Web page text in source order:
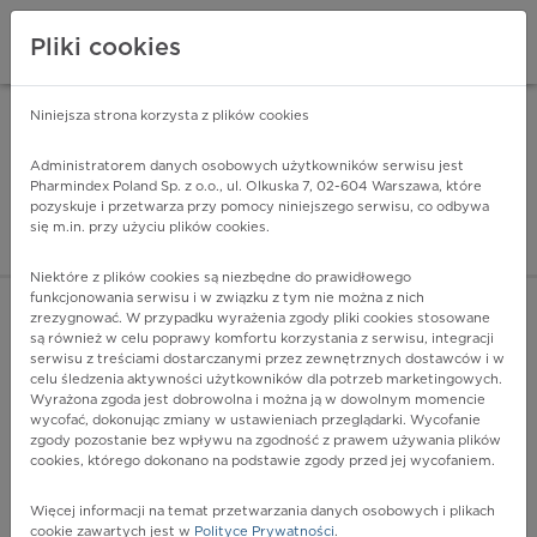
Pharmindex - lider
ZALOGUJ SIĘ
E10.8 - Z nieokreślonymi powikłaniami
Więcej na lekiicd10.pl
Pliki cookies
Niniejsza strona korzysta z plików cookies
Administratorem danych osobowych użytkowników serwisu jest
Pharmindex Poland Sp. z o.o., ul. Olkuska 7, 02-604 Warszawa, które
pozyskuje i przetwarza przy pomocy niniejszego serwisu, co odbywa
się m.in. przy użyciu plików cookies.
Niektóre z plików cookies są niezbędne do prawidłowego
funkcjonowania serwisu i w związku z tym nie można z nich
zrezygnować. W przypadku wyrażenia zgody pliki cookies stosowane
są również w celu poprawy komfortu korzystania z serwisu, integracji
serwisu z treściami dostarczanymi przez zewnętrznych dostawców i w
celu śledzenia aktywności użytkowników dla potrzeb marketingowych.
Wyrażona zgoda jest dobrowolna i można ją w dowolnym momencie
wycofać, dokonując zmiany w ustawieniach przeglądarki. Wycofanie
zgody pozostanie bez wpływu na zgodność z prawem używania plików
cookies, którego dokonano na podstawie zgody przed jej wycofaniem.
Więcej informacji na temat przetwarzania danych osobowych i plikach
cookie zawartych jest w Polityce Prywatności.
ZA DARMO - w Google Play INSTALUJ